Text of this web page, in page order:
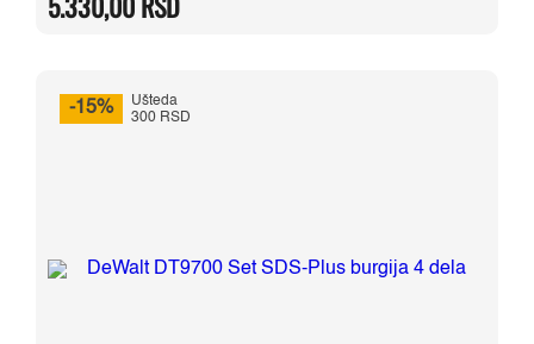
bila:
6.270,00 RSD.
5.330,00 RSD.
-15%
Ušteda
300 RSD